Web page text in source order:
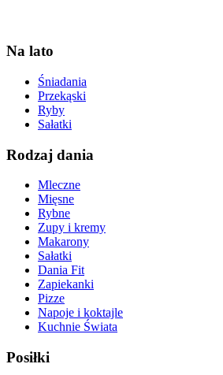
Na lato
Śniadania
Przekąski
Ryby
Sałatki
Rodzaj dania
Mleczne
Mięsne
Rybne
Zupy i kremy
Makarony
Sałatki
Dania Fit
Zapiekanki
Pizze
Napoje i koktajle
Kuchnie Świata
Posiłki